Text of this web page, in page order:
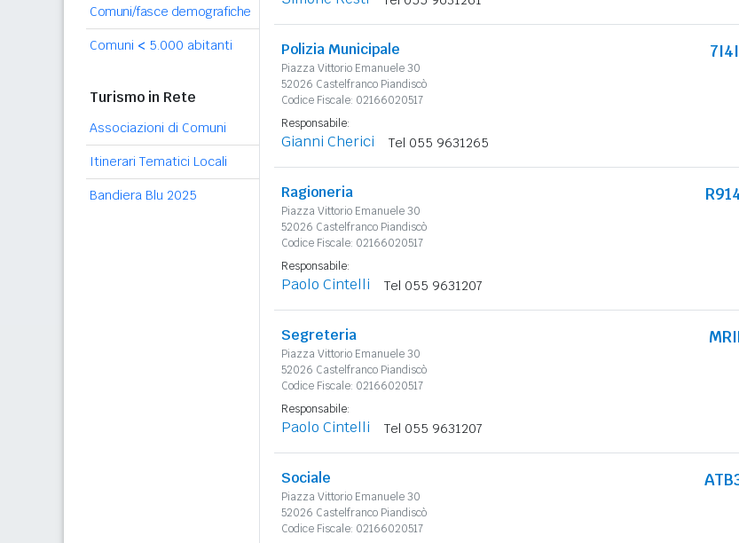
Comuni/fasce demografiche
Comuni < 5.000 abitanti
Turismo in Rete
Associazioni di Comuni
Itinerari Tematici Locali
Bandiera Blu 2025
Polizia Municipale
Piazza Vittorio Emanuele 30
52026 Castelfranco Piandiscò
Codice Fiscale: 02166020517
Responsabile:
Gianni Cherici Tel 055 9631265
Ragioneria
Piazza Vittorio Emanuele 30
52026 Castelfranco Piandiscò
Codice Fiscale: 02166020517
Responsabile:
Paolo Cintelli Tel 055 9631207
Segreteria
Piazza Vittorio Emanuele 30
52026 Castelfranco Piandiscò
Codice Fiscale: 02166020517
Responsabile:
Paolo Cintelli Tel 055 9631207
Sociale
Piazza Vittorio Emanuele 30
52026 Castelfranco Piandiscò
Codice Fiscale: 02166020517